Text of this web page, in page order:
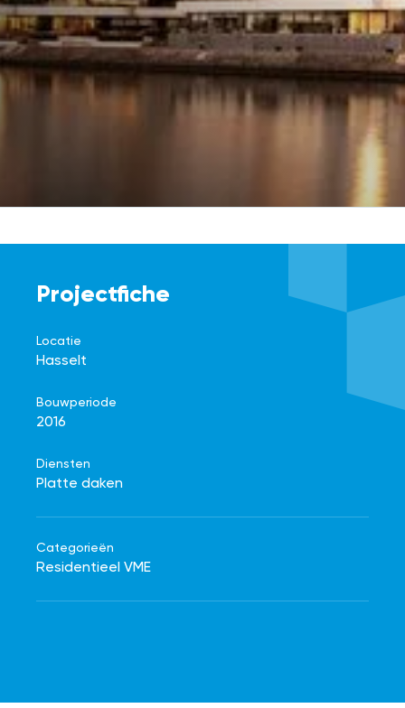
Projectfiche
Locatie
Hasselt
Bouwperiode
2016
Diensten
Platte daken
Categorieën
Residentieel VME